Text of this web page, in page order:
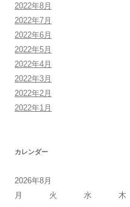
2022年8月
2022年7月
2022年6月
2022年5月
2022年4月
2022年3月
2022年2月
2022年1月
カレンダー
2026年8月
月
火 水 木